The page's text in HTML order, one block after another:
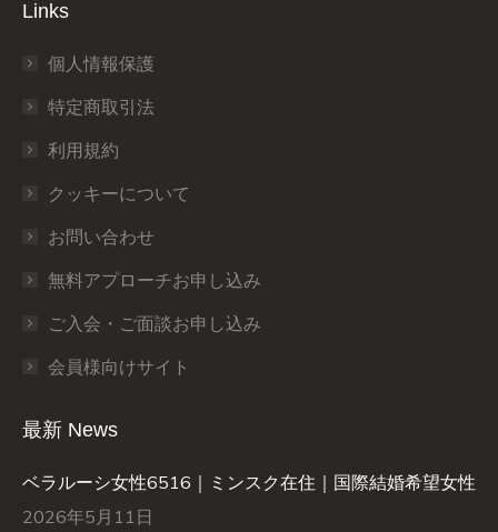
Links
個人情報保護
特定商取引法
利用規約
クッキーについて
お問い合わせ
無料アプローチお申し込み
ご入会・ご面談お申し込み
会員様向けサイト
最新 News
ベラルーシ女性6516｜ミンスク在住｜国際結婚希望女性
2026年5月11日